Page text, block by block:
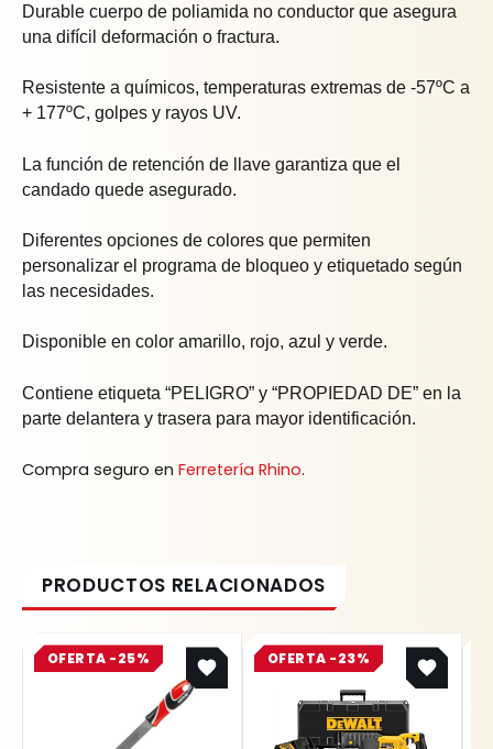
Durable cuerpo de poliamida no conductor que asegura
una difícil deformación o fractura.
Resistente a químicos, temperaturas extremas de -57ºC a
+ 177ºC, golpes y rayos UV.
La función de retención de llave garantiza que el
candado quede asegurado.
Diferentes opciones de colores que permiten
personalizar el programa de bloqueo y etiquetado según
las necesidades.
Disponible en color amarillo, rojo, azul y verde.
Contiene etiqueta “PELIGRO” y “PROPIEDAD DE” en la
parte delantera y trasera para mayor identificación.
Compra seguro en Ferretería Rhino.
OFERTA -25%
Original
price
was:
$ 20.858.
Current
price
is:
$ 15.644.
OFERTA -23%
Original
price
was:
$ 2.355.100.
Current
price
is:
$ 1.813.427.